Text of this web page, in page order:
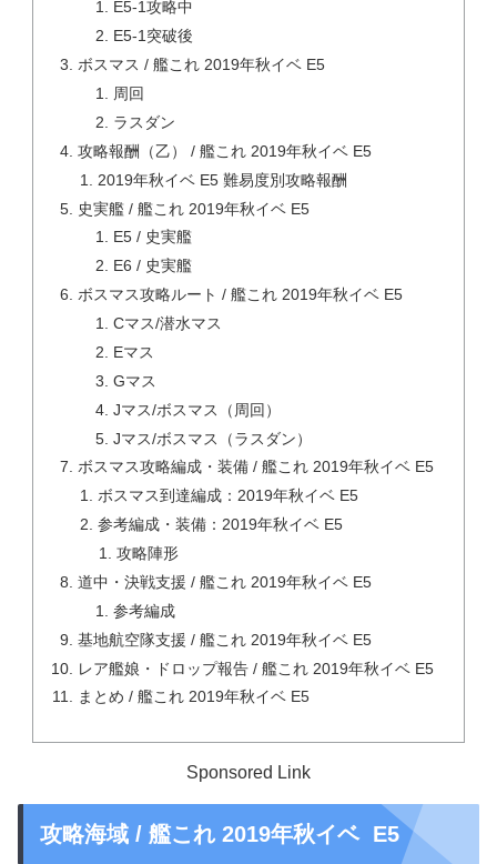
E5-1攻略中
E5-1突破後
ボスマス / 艦これ 2019年秋イベ E5
周回
ラスダン
攻略報酬（乙） / 艦これ 2019年秋イベ E5
2019年秋イベ E5 難易度別攻略報酬
史実艦 / 艦これ 2019年秋イベ E5
E5 / 史実艦
E6 / 史実艦
ボスマス攻略ルート / 艦これ 2019年秋イベ E5
Cマス/潜水マス
Eマス
Gマス
Jマス/ボスマス（周回）
Jマス/ボスマス（ラスダン）
ボスマス攻略編成・装備 / 艦これ 2019年秋イベ E5
ボスマス到達編成：2019年秋イベ E5
参考編成・装備：2019年秋イベ E5
攻略陣形
道中・決戦支援 / 艦これ 2019年秋イベ E5
参考編成
基地航空隊支援 / 艦これ 2019年秋イベ E5
レア艦娘・ドロップ報告 / 艦これ 2019年秋イベ E5
まとめ / 艦これ 2019年秋イベ E5
Sponsored Link
攻略海域 / 艦これ 2019年秋イベ E5